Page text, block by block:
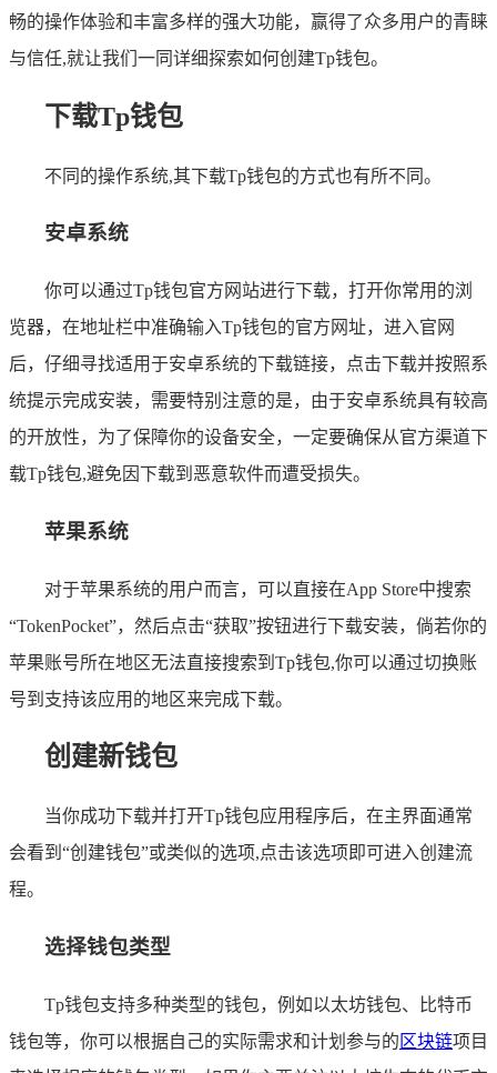
畅的操作体验和丰富多样的强大功能，赢得了众多用户的青睐
与信任,就让我们一同详细探索如何创建Tp钱包。
下载Tp钱包
不同的操作系统,其下载Tp钱包的方式也有所不同。
安卓系统
你可以通过Tp钱包官方网站进行下载，打开你常用的浏
览器，在地址栏中准确输入Tp钱包的官方网址，进入官网
后，仔细寻找适用于安卓系统的下载链接，点击下载并按照系
统提示完成安装，需要特别注意的是，由于安卓系统具有较高
的开放性，为了保障你的设备安全，一定要确保从官方渠道下
载Tp钱包,避免因下载到恶意软件而遭受损失。
苹果系统
对于苹果系统的用户而言，可以直接在App Store中搜索
“TokenPocket”，然后点击“获取”按钮进行下载安装，倘若你的
苹果账号所在地区无法直接搜索到Tp钱包,你可以通过切换账
号到支持该应用的地区来完成下载。
创建新钱包
当你成功下载并打开Tp钱包应用程序后，在主界面通常
会看到“创建钱包”或类似的选项,点击该选项即可进入创建流
程。
选择钱包类型
Tp钱包支持多种类型的钱包，例如以太坊钱包、比特币
钱包等，你可以根据自己的实际需求和计划参与的 区块链项目